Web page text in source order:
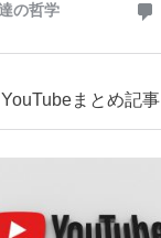
YouTubeまとめ記事